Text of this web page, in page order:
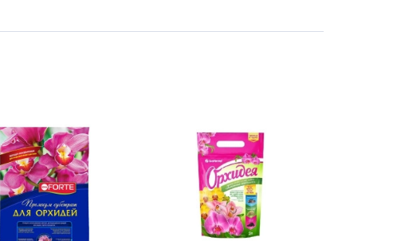
GRIZZLY
LISTOK
MAROLEX
Nika
Palisad
Raco